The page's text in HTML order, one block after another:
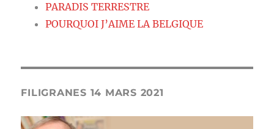
PARADIS TERRESTRE
POURQUOI J’AIME LA BELGIQUE
FILIGRANES 14 MARS 2021